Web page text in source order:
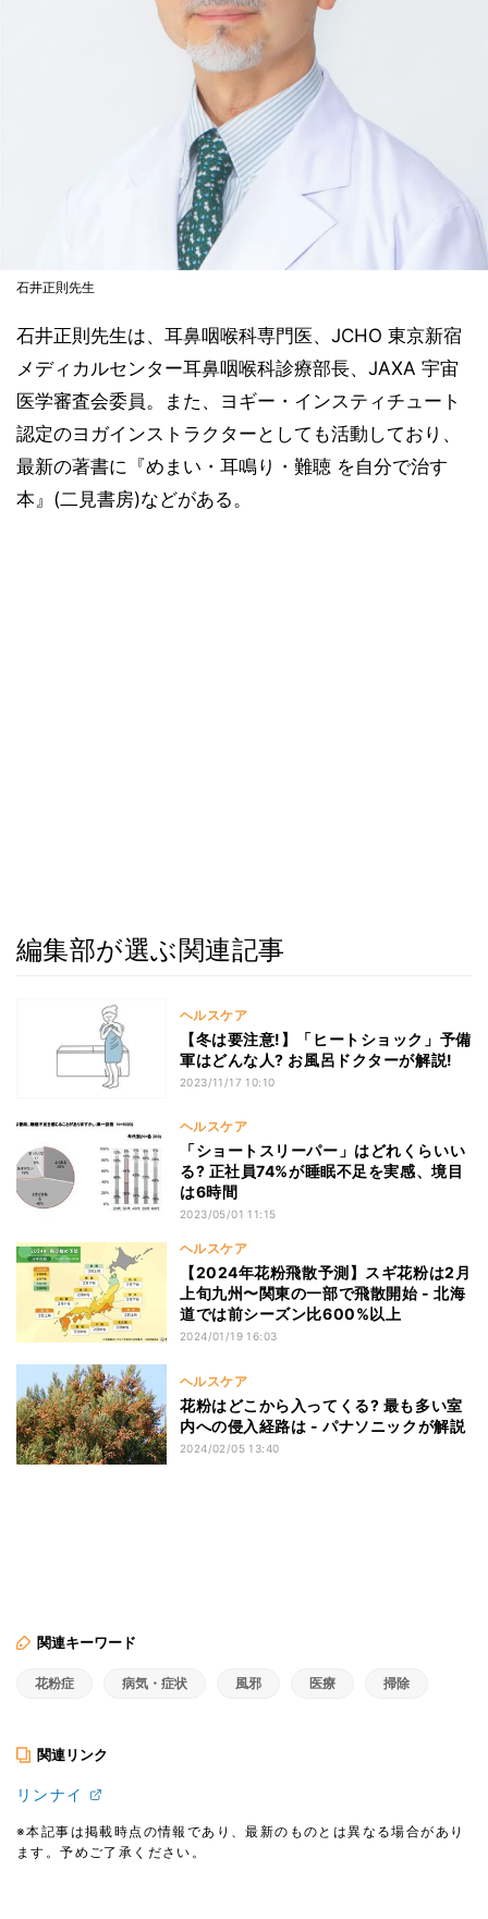
石井正則先生
石井正則先生は、耳鼻咽喉科専門医、JCHO 東京新宿
メディカルセンター耳鼻咽喉科診療部長、JAXA 宇宙
医学審査会委員。また、ヨギー・インスティチュート
認定のヨガインストラクターとしても活動しており、
最新の著書に『めまい・耳鳴り・難聴 を自分で治す
本』(二見書房)などがある。
編集部が選ぶ関連記事
ヘルスケア
【冬は要注意!】「ヒートショック」予備
軍はどんな人? お風呂ドクターが解説!
2023/11/17 10:10
ヘルスケア
「ショートスリーパー」はどれくらいい
る? 正社員74%が睡眠不足を実感、境目
は6時間
2023/05/01 11:15
ヘルスケア
【2024年花粉飛散予測】スギ花粉は2月
上旬九州〜関東の一部で飛散開始 - 北海
道では前シーズン比600%以上
2024/01/19 16:03
ヘルスケア
花粉はどこから入ってくる? 最も多い室
内への侵入経路は - パナソニックが解説
2024/02/05 13:40
関連キーワード
花粉症 病気・症状 風邪 医療 掃除
関連リンク
リンナイ
※本記事は掲載時点の情報であり、最新のものとは異なる場合があり
ます。予めご了承ください。